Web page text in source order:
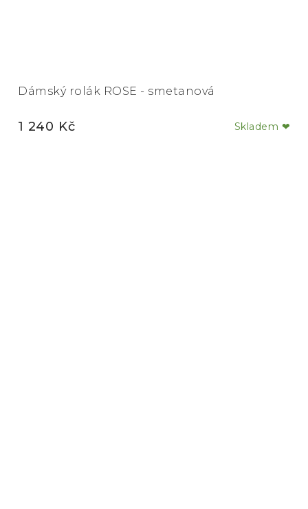
Dámský rolák ROSE - smetanová
Skladem ❤
1 240 Kč